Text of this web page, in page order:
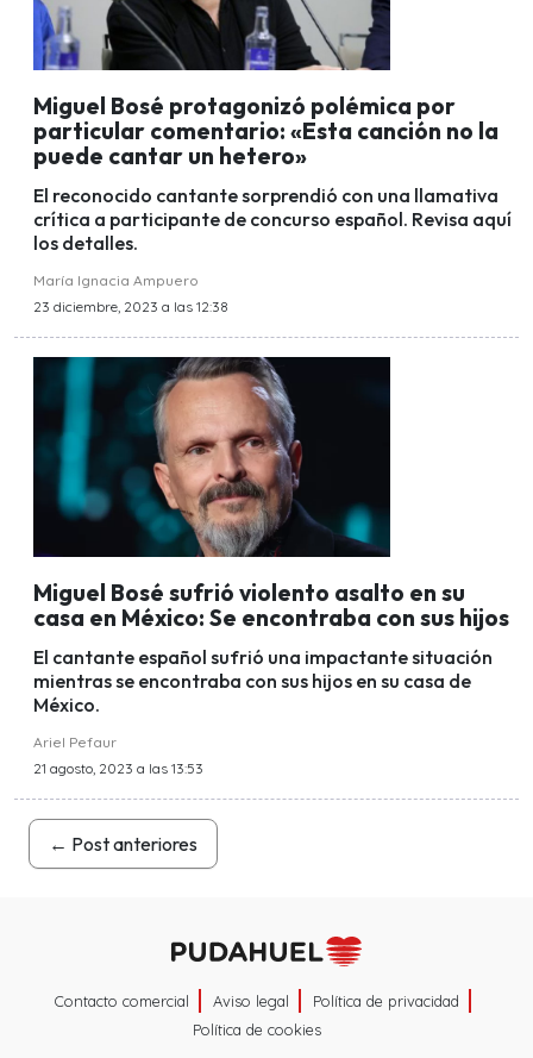
Miguel Bosé protagonizó polémica por
particular comentario: «Esta canción no la
puede cantar un hetero»
El reconocido cantante sorprendió con una llamativa
crítica a participante de concurso español. Revisa aquí
los detalles.
María Ignacia Ampuero
23 diciembre, 2023 a las 12:38
Miguel Bosé sufrió violento asalto en su
casa en México: Se encontraba con sus hijos
El cantante español sufrió una impactante situación
mientras se encontraba con sus hijos en su casa de
México.
Ariel Pefaur
21 agosto, 2023 a las 13:53
← Post anteriores
Contacto comercial Aviso legal
Política de privacidad
Política de cookies